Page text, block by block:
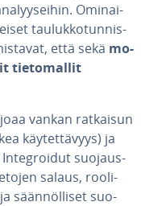
Omi­nai­
tau­luk­ko­tun­nis­
että sekä mo­
tie­to­mal­lit
vankan ratkaisun
käy­tet­tä­vyys) ja
In­tegroi­dut suo­jaus­
salaus, roo­li­
sään­nöl­li­set suo­